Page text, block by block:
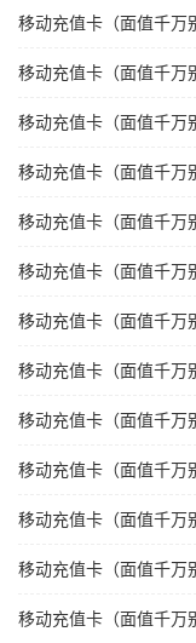
移动充值卡（面值千万
移动充值卡（面值千万
移动充值卡（面值千万
移动充值卡（面值千万
移动充值卡（面值千万
移动充值卡（面值千万
移动充值卡（面值千万
移动充值卡（面值千万
移动充值卡（面值千万
移动充值卡（面值千万
移动充值卡（面值千万
移动充值卡（面值千万
移动充值卡（面值千万